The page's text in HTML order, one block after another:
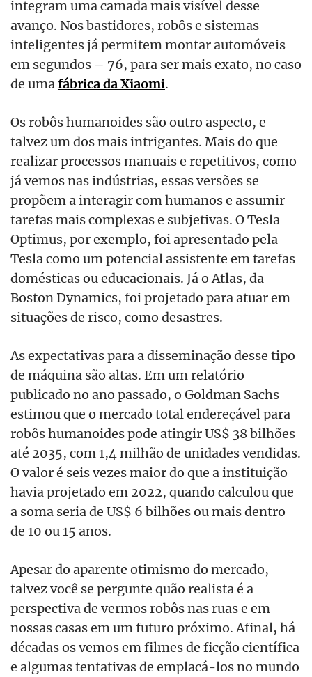
integram uma camada mais visível desse
avanço. Nos bastidores, robôs e sistemas
inteligentes já permitem montar automóveis
em segundos – 76, para ser mais exato, no caso
de umafábrica da Xiaomi.
Os robôs humanoides são outro aspecto, e
talvez um dos mais intrigantes. Mais do que
realizar processos manuais e repetitivos, como
já vemos nas indústrias, essas versões se
propõem a interagir com humanos e assumir
tarefas mais complexas e subjetivas. O Tesla
Optimus, por exemplo, foi apresentado pela
Tesla como um potencial assistente em tarefas
domésticas ou educacionais. Já o Atlas, da
Boston Dynamics, foi projetado para atuar em
situações de risco, como desastres.
As expectativas para a disseminação desse tipo
de máquina são altas. Em um relatório
publicado no ano passado, o Goldman Sachs
estimou que o mercado total endereçável para
robôs humanoides pode atingir US$ 38 bilhões
até 2035, com 1,4 milhão de unidades vendidas.
O valor é seis vezes maior do que a instituição
havia projetado em 2022, quando calculou que
a soma seria de US$ 6 bilhões ou mais dentro
de 10 ou 15 anos.
Apesar do aparente otimismo do mercado,
talvez você se pergunte quão realista é a
perspectiva de vermos robôs nas ruas e em
nossas casas em um futuro próximo. Afinal, há
décadas os vemos em filmes de ficção científica
e algumas tentativas de emplacá-los no mundo